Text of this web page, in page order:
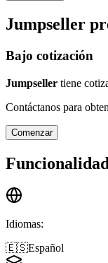
Jumpseller
Bajo cotización
Jumpseller tiene
Contáctanos para
Comenzar
Idiomas:
🇪🇸Español